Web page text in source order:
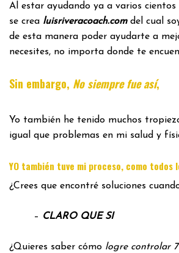
Al estar ayudando ya a varios cientos
se crea luisriveracoach.comdel cual
de esta manera poder ayudarte a
necesites, no importa donde te
Sin embargo, No siempre fue así,
Yo también he tenido muchos
igual que problemas en mi salud y
YO también tuve mi proceso, como todos
¿Crees que encontré soluciones
– CLARO QUE SI
¿Quieres saber cómo logre controlar